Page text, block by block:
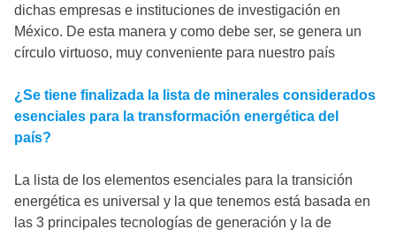
dichas empresas e instituciones de investigación en
México. De esta manera y como debe ser, se genera un
círculo virtuoso, muy conveniente para nuestro país
¿Se tiene finalizada la lista de minerales considerados
esenciales para la transformación energética del
país?
La lista de los elementos esenciales para la transición
energética es universal y la que tenemos está basada en
las 3 principales tecnologías de generación y la de